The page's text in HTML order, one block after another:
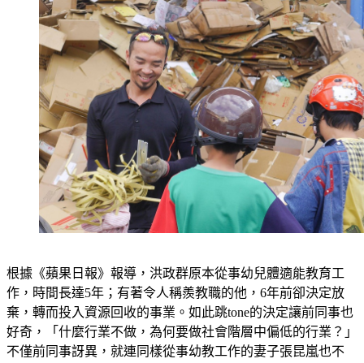
根據《蘋果日報》報導，洪政群原本從事幼兒體適能教育工
作，時間長達5年；有著令人稱羨教職的他，6年前卻決定放
棄，轉而投入資源回收的事業。如此跳tone的決定讓前同事也
好奇，「什麼行業不做，為何要做社會階層中偏低的行業？」